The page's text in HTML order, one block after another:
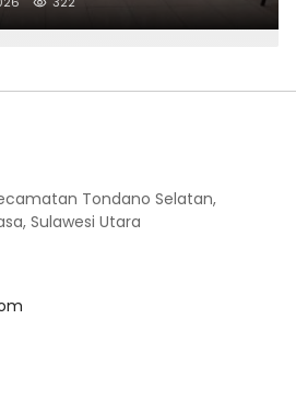
Tondano Selatan,
Sulawesi Utara